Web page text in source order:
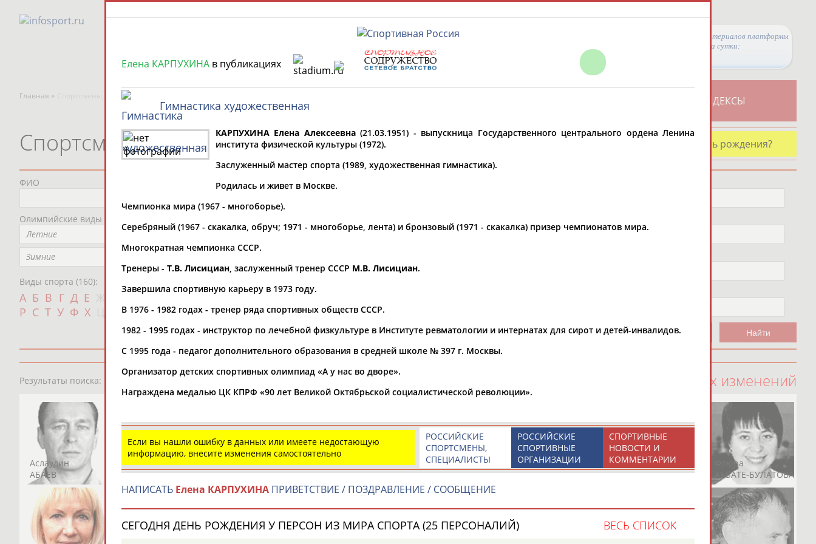
Просмотры материалов платформы
за сутки:
Главная » Спортсмены, тренеры и специалисты СВОДНЫЕ ИНДЕКСЫ
У кого сегодня день рождения?
Спортсмены, тренеры и специалисты
ФИО
Олимпийские виды спорта
Летние
Зимние
Виды спорта (160):
А Б В Г Д Е К Н
П
Р С Т У Ф Х Ш Щ Э Ю Я
Представляет регион*
Не выбран
Не выбран
Дата рождения
с
чч мм год
Не выбран
Результаты поиска: 13181персон 100 последних изменений
Аслаудин
АБАЕВ
Елена
АБАИМОВА
Мария
АБАКУМОВА
Юлия
АБАЛАКИНА
Дмитрий
АБАРЕНОВ
Тамилла
АБАСОВА
Рамазан
АБАЧАРАЕВ
Ростом
АБАШИДЗЕ
Флюра
АББАТЕ-БУЛАТОВА
Елена КАРПУХИНА в публикациях
Гимнастика художественная
КАРПУХИНА Елена Алексеевна(21.03.1951) - выпускница Государственного центрального ордена Ленина
института физической культуры (1972).
Заслуженный мастер спорта (1989, художественная гимнастика).
Родилась и живет в Москве.
Чемпионка мира (1967 - многоборье).
Серебряный (1967 - скакалка, обруч; 1971 - многоборье, лента) и бронзовый (1971 - скакалка) призер чемпионатов мира.
Многократная чемпионка СССР.
Тренеры - Т.В. Лисициан, заслуженный тренер СССР М.В. Лисициан.
Завершила спортивную карьеру в 1973 году.
В 1976 - 1982 годах - тренер ряда спортивных обществ СССР.
1982 - 1995 годах - инструктор по лечебной физкультуре в Институте ревматологии и интернатах для сирот и детей-инвалидов.
С 1995 года - педагог дополнительного образования в средней школе № 397 г. Москвы.
Организатор детских спортивных олимпиад «А у нас во дворе».
Награждена медалью ЦК КПРФ «90 лет Великой Октябрьской социалистической революции».
Если вы нашли ошибку в данных или имеете недостающую
информацию, внесите изменения самостоятельно
СПОРТИВНЫЕ
НОВОСТИ И
КОММЕНТАРИИ
РОССИЙСКИЕ
СПОРТИВНЫЕ
ОРГАНИЗАЦИИ
РОССИЙСКИЕ
СПОРТСМЕНЫ,
СПЕЦИАЛИСТЫ
НАПИСАТЬ Елена КАРПУХИНА ПРИВЕТСТВИЕ / ПОЗДРАВЛЕНИЕ / СООБЩЕНИЕ
СЕГОДНЯ ДЕНЬ РОЖДЕНИЯ У ПЕРСОН ИЗ МИРА СПОРТА (25 ПЕРСОНАЛИЙ) ВЕСЬ СПИСОК